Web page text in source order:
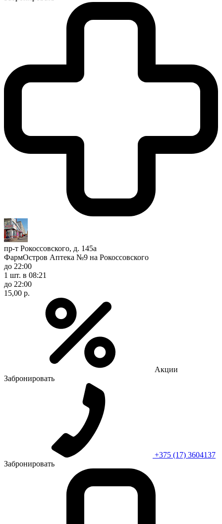
пр-т Рокоссовского, д. 145а
ФармОстров Аптека №9 на Рокоссовского
до 22:00
1 шт. в 08:21
до 22:00
15,00 р.
Акции
Забронировать
+375 (17) 3604137
Забронировать